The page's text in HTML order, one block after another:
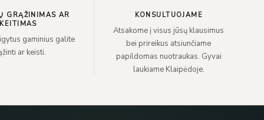
GRĄŽINIMAS AR
KEITIMAS
gaminius galite
ar keisti.
KONSULTUOJAME
Atsakome į visus jūsų klausimus
bei prireikus atsiunčiame
papildomas nuotraukas. Gyvai
laukiame Klaipėdoje.